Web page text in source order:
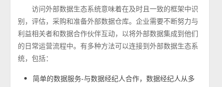
访问外部数据生态系统意味着在及时且一致的框架中识
别，评估，采购和准备外部数据仓库。企业需要不断努力与
利益相关者和数据合作伙伴互动，以将外部数据集成到他们
的日常运营流程中。有多种方法可以连接到外部数据生态系
统，包括：
简单的数据服务-与数据经纪人合作，数据经纪人从多